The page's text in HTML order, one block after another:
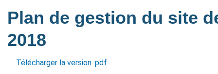
Plan de gestion du site
2018
Télécharger la version .pdf